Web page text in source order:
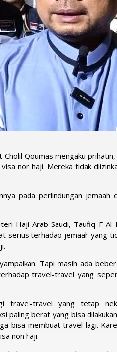
Qoumas mengaku
non haji. Mereka tidak
pada perlindungan
Haji Arab Saudi, Taufiq F Al
serius terhadap jemaah yang
Tapi masih ada
travel-travel yang
travel-travel yang tetap
paling berat yang bisa
bisa membuat travel lagi.
non haji.